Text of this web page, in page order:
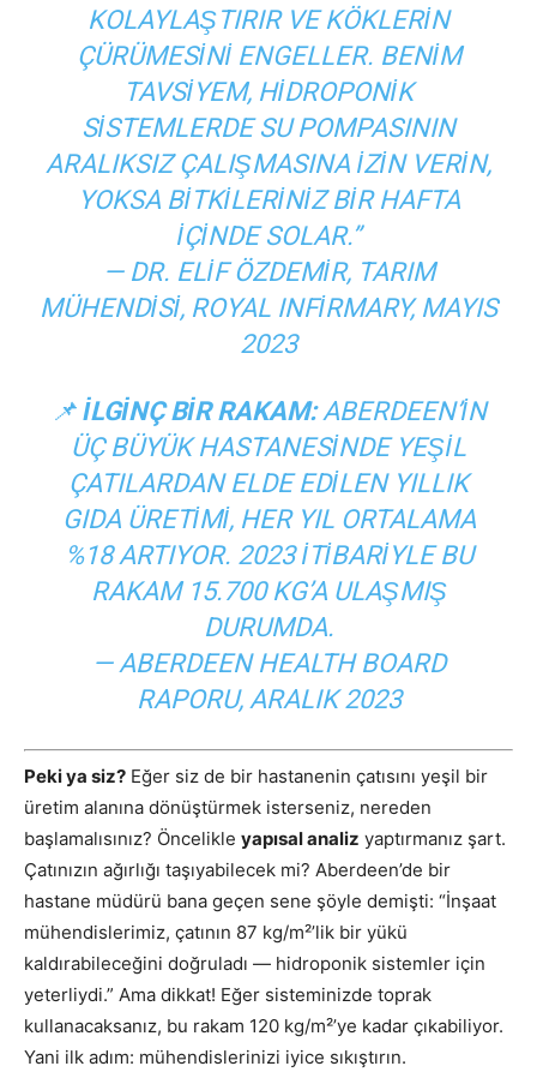
KOLAYLAŞTIRIR VE KÖKLERIN
ÇÜRÜMESINI ENGELLER. BENIM
TAVSIYEM, HIDROPONIK
SISTEMLERDE SU POMPASININ
ARALIKSIZ ÇALIŞMASINA IZIN VERIN,
YOKSA BITKILERINIZ BIR HAFTA
IÇINDE SOLAR.”
— DR. ELIF ÖZDEMIR, TARIM
MÜHENDISI, ROYAL INFIRMARY, MAYIS
2023
📌 İLGINÇ BIR RAKAM:ABERDEEN’IN
ÜÇ BÜYÜK HASTANESINDE YEŞIL
ÇATILARDAN ELDE EDILEN YILLIK
GIDA ÜRETIMI, HER YIL ORTALAMA
%18 ARTIYOR. 2023 ITIBARIYLE BU
RAKAM 15.700 KG’A ULAŞMIŞ
DURUMDA.
— ABERDEEN HEALTH BOARD
RAPORU, ARALIK 2023
Peki ya siz? Eğer siz de bir hastanenin çatısını yeşil bir
üretim alanına dönüştürmek isterseniz, nereden
başlamalısınız? Öncelikle yapısal analiz yaptırmanız şart.
Çatınızın ağırlığı taşıyabilecek mi? Aberdeen’de bir
hastane müdürü bana geçen sene şöyle demişti: “İnşaat
mühendislerimiz, çatının 87 kg/m²’lik bir yükü
kaldırabileceğini doğruladı — hidroponik sistemler için
yeterliydi.” Ama dikkat! Eğer sisteminizde toprak
kullanacaksanız, bu rakam 120 kg/m²’ye kadar çıkabiliyor.
Yani ilk adım: mühendislerinizi iyice sıkıştırın.